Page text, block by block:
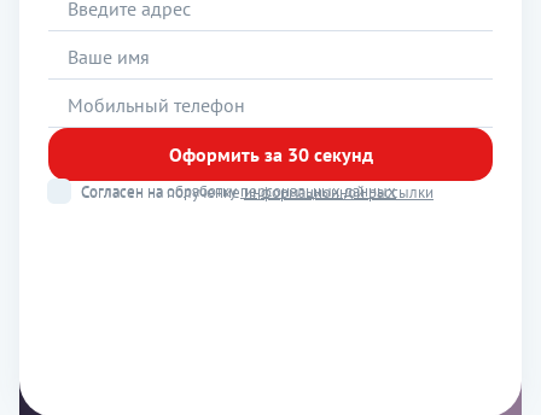
Оформить за 30 секунд
Согласен на обработкуперсональных данных
Согласен на получениеинформационной рассылки